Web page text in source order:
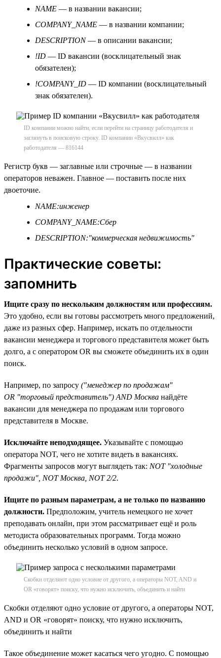
NAME — в названии вакансии;
COMPANY_NAME — в названии компании;
DESCRIPTION— в описании вакансии;
!ID — ID вакансии (восклицательный знак
обязателен);
!COMPANY_ID — ID компании (восклицательный
знак обязателен).
ID компании можно найти, если перейти на страницу работодателя и
заглянуть в поисковую строку. ID компании «Вкусвилл» как
работодателя — 816144
Регистр букв — заглавные или строчные — в названии
операторов неважен. Главное — поставить после них
двоеточие.
NAME:инженер
COMPANY_NAME:Сбер
DESCRIPTION:"коммерческая недвижимость"
Практические советы:
запомнить
Ищите сразу по нескольким должностям или профессиям.
Это удобно, если вы готовы рассмотреть много предложений,
даже из разных сфер. Например, искать по отдельности
вакансии менеджера и торгового представителя может быть
долго, а с оператором OR вы сможете объединить их в один
поиск.
Например, по запросу ("менеджер по продажам"
OR "торговый представитель") AND Москва найдёте
вакансии для менеджера по продажам или торгового
представителя в Москве.
Исключайте неподходящее. Указывайте с помощью
оператора NOT, чего не хотите видеть в вакансиях.
Фрагменты запросов могут выглядеть так: NOT "холодные
продажи", NOT Москва, NOT 2/2.
Ищите по разным параметрам, а не только по названию
должности. Предположим, учитель немецкого не хочет
преподавать онлайн, при этом рассматривает ещё и роль
методиста образовательных программ. Тогда можно
объединить несколько условий в одном запросе.
Скобки отделяют одно условие от другого, а операторы NOT, AND и
OR «говорят» поиску, что нужно исключить, объединить и найти
Скобки отделяют одно условие от другого, а операторы NOT,
AND и OR «говорят» поиску, что нужно исключить,
объединить и найти
Такое объединение может касаться чего угодно. С помощью